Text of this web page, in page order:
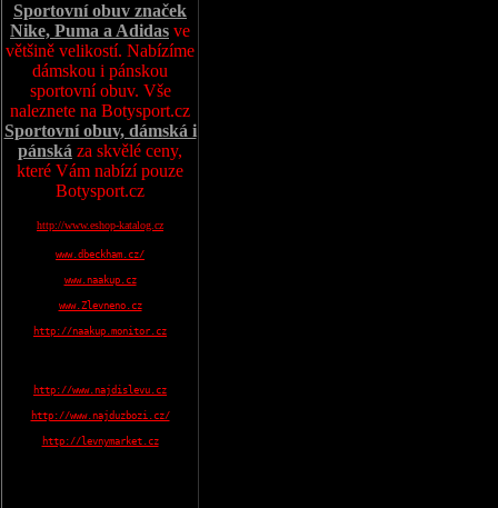
Sportovní obuv značek
Nike, Puma a Adidas ve
většině velikostí. Nabízíme
dámskou i pánskou
sportovní obuv. Vše
naleznete na Botysport.cz
Sportovní obuv, dámská i
pánská za skvělé ceny,
které Vám nabízí pouze
Botysport.cz
http://www.eshop-katalog.cz
www.dbeckham.cz/
www.naakup.cz
www.Zlevneno.cz
http://naakup.monitor.cz
http://www.najdislevu.cz
http://www.najduzbozi.cz/
http://levnymarket.cz